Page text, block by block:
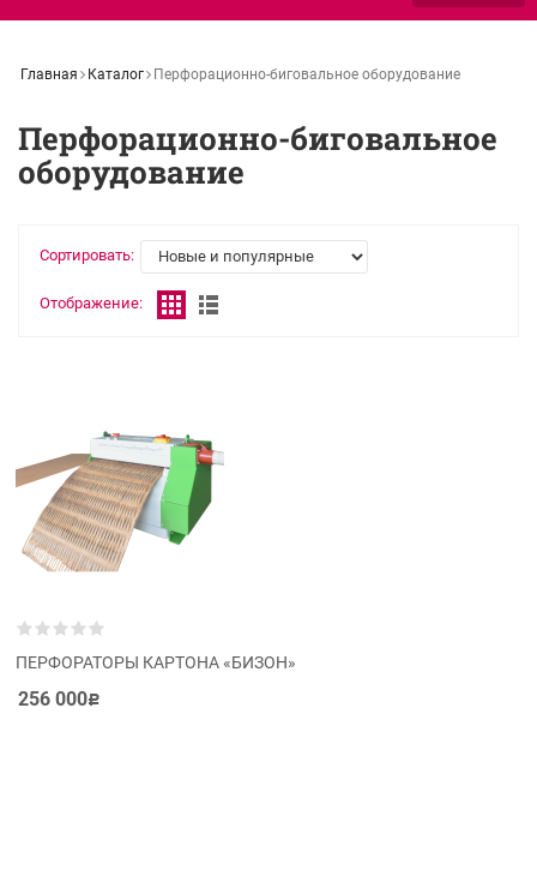
Главная Каталог Перфорационно-биговальное оборудование
Перфорационно-биговальное
оборудование
Сортировать:
Отображение:
ПЕРФОРАТОРЫ КАРТОНА «БИЗОН»
256 000Р